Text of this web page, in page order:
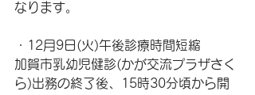
なります。
・12月9日(火)午後診療時間短縮
加賀市乳幼児健診(かが交流プラザさく
ら)出務の終了後、15時30分頃から開